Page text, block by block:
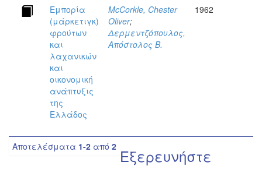
Εμπορία
(μάρκετιγκ)
φρούτων
και
λαχανικών
και
οικονομική
ανάπτυξις
της
Ελλάδος
McCorkle, Chester
Oliver;
Δερμεντζόπουλος,
Απόστολος Β.
1962
Αποτελέσματα 1-2 από 2 Εξερευνήστε